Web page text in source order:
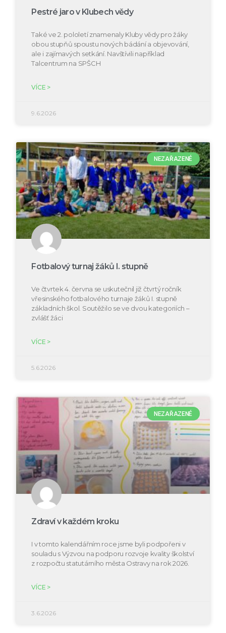
Pestré jaro v Klubech vědy
Také ve 2. pololetí znamenaly Kluby vědy pro žáky
obou stupňů spoustu nových bádání a objevování,
ale i zajímavých setkání. Navštívili například
Talcentrum na SPŠCH
VÍCE >
9.6.2026
NEZAŘAZENÉ
Fotbalový turnaj žáků I. stupně
Ve čtvrtek 4. června se uskutečnil již čtvrtý ročník
vřesinského fotbalového turnaje žáků I. stupně
základních škol. Soutěžilo se ve dvou kategoriích –
zvlášť žáci
VÍCE >
5.6.2026
NEZAŘAZENÉ
Zdraví v každém kroku
I v tomto kalendářním roce jsme byli podpořeni v
souladu s Výzvou na podporu rozvoje kvality školství
z rozpočtu statutárního města Ostravy na rok 2026.
VÍCE >
3.6.2026